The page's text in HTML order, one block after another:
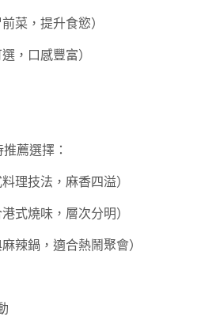
前菜，提升食慾）
選，口感豐富）
薦選擇：
料理技法，麻香四溢）
港式燒味，層次分明）
麻辣鍋，適合熱鬧聚會）